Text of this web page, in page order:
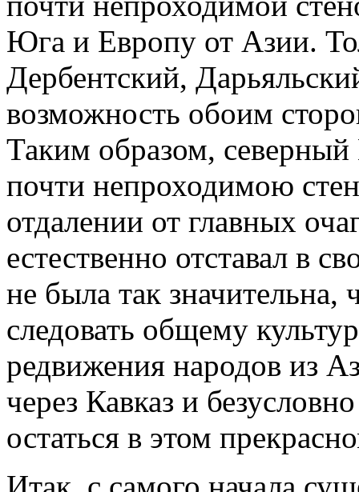
Юга и Европу от Азии.
Дербентский,
возможность обоим
Таким об­разом, северный
почти непрохо­димою
отдалении от главных
естественно отставал в
не была так
следовать общему
редвижения народов из
через Кав­каз и
остаться в этом